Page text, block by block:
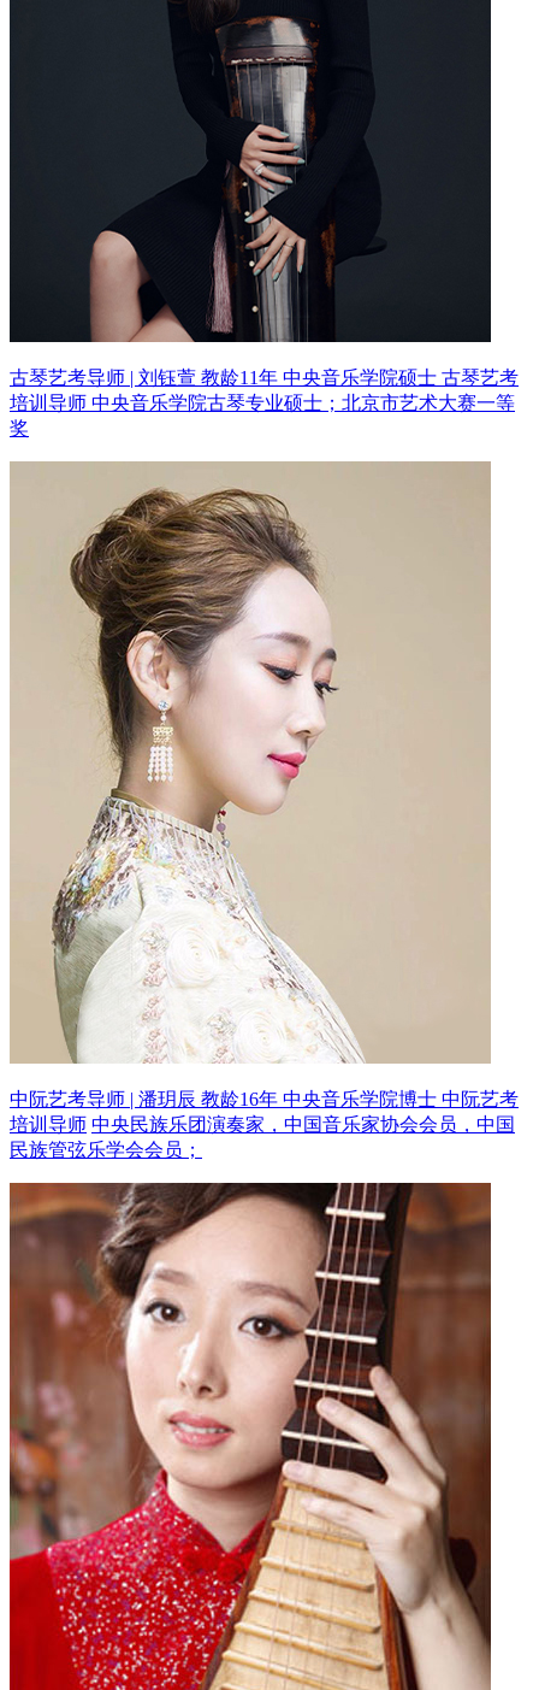
古琴艺考导师 | 刘钰萱 教龄11年 中央音乐学院硕士 古琴艺考
培训导师 中央音乐学院古琴专业硕士；北京市艺术大赛一等
奖
中阮艺考导师 | 潘玥辰 教龄16年 中央音乐学院博士 中阮艺考
培训导师 中央民族乐团演奏家，中国音乐家协会会员，中国
民族管弦乐学会会员；